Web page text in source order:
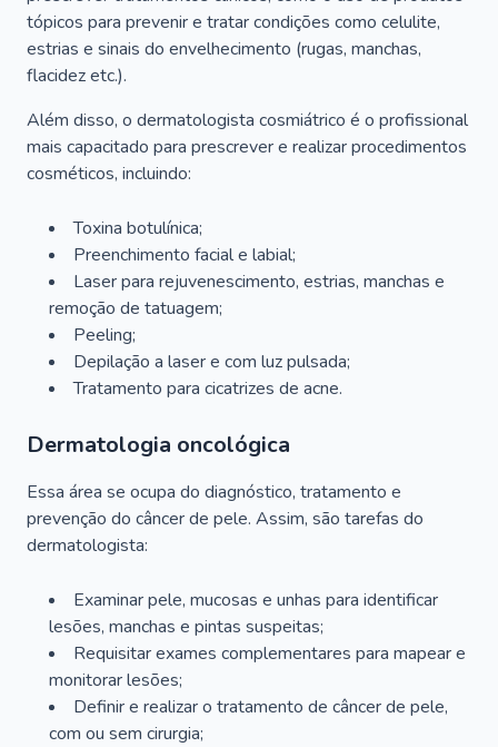
tópicos para prevenir e tratar condições como celulite,
estrias e sinais do envelhecimento (rugas, manchas,
flacidez etc.).
Além disso, o dermatologista cosmiátrico é o profissional
mais capacitado para prescrever e realizar procedimentos
cosméticos, incluindo:
Toxina botulínica;
Preenchimento facial e labial;
Laser para rejuvenescimento, estrias, manchas e
remoção de tatuagem;
Peeling;
Depilação a laser e com luz pulsada;
Tratamento para cicatrizes de acne.
Dermatologia oncológica
Essa área se ocupa do diagnóstico, tratamento e
prevenção do câncer de pele. Assim, são tarefas do
dermatologista:
Examinar pele, mucosas e unhas para identificar
lesões, manchas e pintas suspeitas;
Requisitar exames complementares para mapear e
monitorar lesões;
Definir e realizar o tratamento de câncer de pele,
com ou sem cirurgia;